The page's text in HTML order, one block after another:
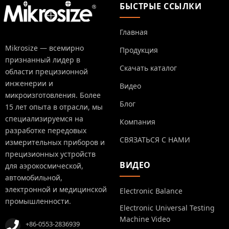
Mikrosize — всемирно
признанный лидер в
области прецизионной
инженерии и
микроизготовления. Более
15 лет опыта в отрасли, мы
специализируемся на
разработке передовых
измерительных приборов и
прецизионных устройств
для аэрокосмической,
автомобильной,
электронной и медицинской
промышленности.
+86-0553-2836939
БЫСТРЫЕ ССЫЛКИ
Главная
Продукция
Скачать каталог
Видео
Блог
Компания
СВЯЗАТЬСЯ С НАМИ
ВИДЕО
Electronic Balance
Electronic Universal Testing
Machine Video